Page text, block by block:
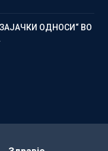
ОДНОСИ“ ВО